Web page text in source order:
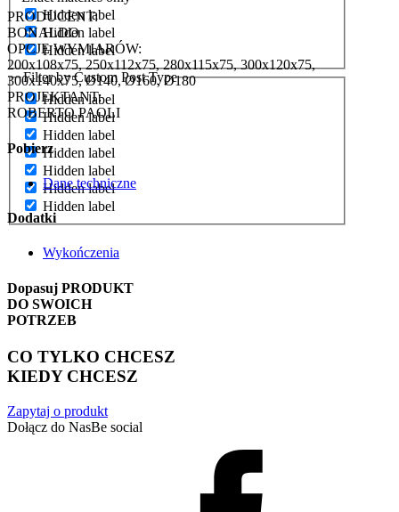
Hidden label
Hidden label
Hidden label
Filter by Custom Post Type
Hidden label
Hidden label
Hidden label
Hidden label
Hidden label
Hidden label
Hidden label
PRODUCENT:
BONALDO
OPCJE WYMIARÓW:
200x108x75, 250x112x75, 280x115x75, 300x120x75,
300x140x75, Ø140, Ø160, Ø180
PROJEKTANT:
ROBERTO PAOLI
Pobierz
Dane techniczne
Dodatki
Wykończenia
Dopasuj PRODUKT
DO SWOICH
POTRZEB
CO TYLKO CHCESZ
KIEDY CHCESZ
Zapytaj o produkt
Dołącz do NasBe social